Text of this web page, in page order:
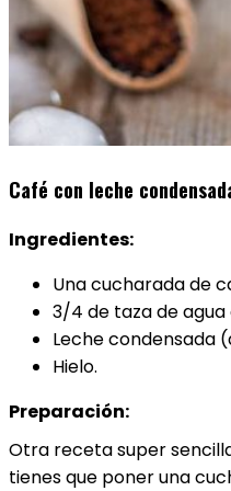
Café con leche
Ingredientes:
Una cucharada de
3/4 de taza de agua
Leche condensada
Hielo.
Preparación:
Otra receta super
tienes que poner una